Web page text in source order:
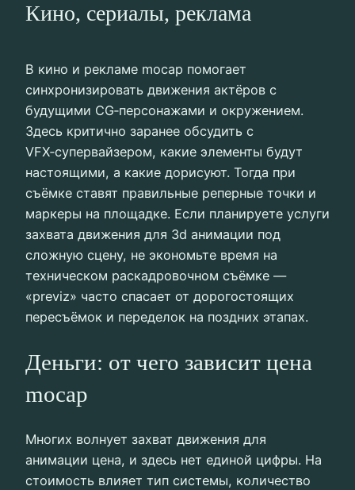
Кино, сериалы, реклама
В кино и рекламе mocap помогает
синхронизировать движения актёров с
будущими CG‑персонажами и окружением.
Здесь критично заранее обсудить с
VFX‑супервайзером, какие элементы будут
настоящими, а какие дорисуют. Тогда при
съёмке ставят правильные реперные точки и
маркеры на площадке. Если планируете услуги
захвата движения для 3d анимации под
сложную сцену, не экономьте время на
техническом раскадровочном съёмке —
«previz» часто спасает от дорогостоящих
пересъёмок и переделок на поздних этапах.
Деньги: от чего зависит цена
mocap
Многих волнует захват движения для
анимации цена, и здесь нет единой цифры. На
стоимость влияет тип системы, количество